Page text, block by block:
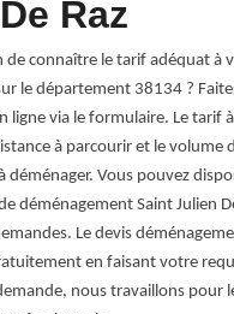
Raz
de connaître le tarif adéquat à
le département 38134 ?
ligne via le formulaire. Le tarif
à parcourir et le volume
déménager. Vous pouvez
déménagement Saint Julien
Le devis
en faisant votre
nous travaillons pour